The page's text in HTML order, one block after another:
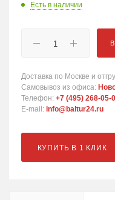
Есть в наличии
Доставка по Москве и
Самовывоз из офиса:
Телефон: +7 (495) 268-05-
E-mail: info@baltur24.ru
КУПИТЬ В 1 КЛИК